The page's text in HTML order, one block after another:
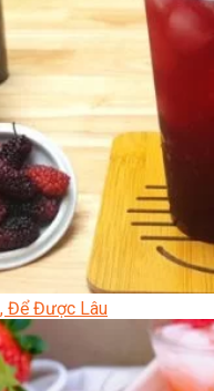
Để Được Lâu